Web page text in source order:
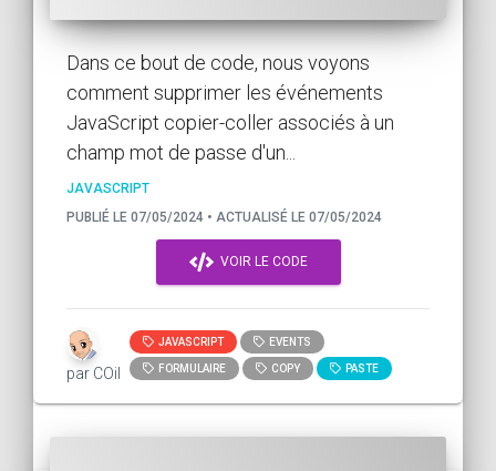
Dans ce bout de code, nous voyons
comment supprimer les événements
JavaScript copier-coller associés à un
champ mot de passe d'un...
JAVASCRIPT
PUBLIÉ LE 07/05/2024 • ACTUALISÉ LE 07/05/2024
VOIR LE CODE
par COil
JAVASCRIPT EVENTS
FORMULAIRE COPY PASTE